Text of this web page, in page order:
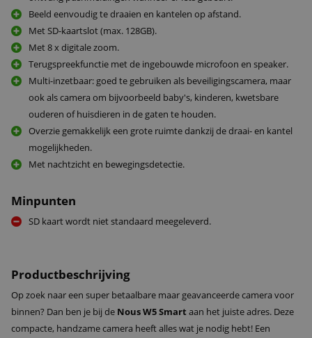
Beeld eenvoudig te draaien en kantelen op afstand.
Met SD-kaartslot (max. 128GB).
Met 8 x digitale zoom.
Terugspreekfunctie met de ingebouwde microfoon en speaker.
Multi-inzetbaar: goed te gebruiken als beveiligingscamera, maar
ook als camera om bijvoorbeeld baby's, kinderen, kwetsbare
ouderen of huisdieren in de gaten te houden.
Overzie gemakkelijk een grote ruimte dankzij de draai- en kantel
mogelijkheden.
Met nachtzicht en bewegingsdetectie.
Minpunten
SD kaart wordt niet standaard meegeleverd.
Productbeschrijving
Op zoek naar een super betaalbare maar geavanceerde camera voor
binnen? Dan ben je bij de Nous W5 Smart aan het juiste adres. Deze
compacte, handzame camera heeft alles wat je nodig hebt! Een